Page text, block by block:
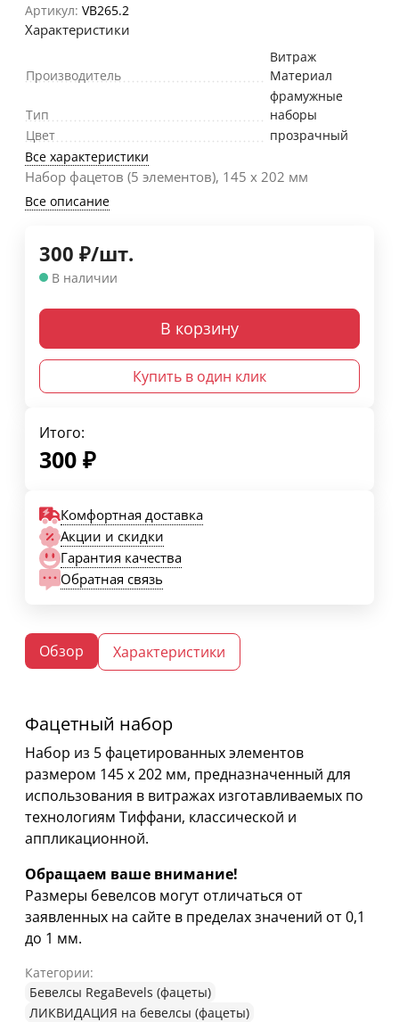
Артикул: VB265.2
Характеристики
Производитель
Витраж
Материал
Тип
фрамужные
наборы
Цвет
прозрачный
Все характеристики
Набор фацетов (5 элементов), 145 х 202 мм
Все описание
300 ₽/шт.
В наличии
В корзину
Купить в один клик
Итого:
300 ₽
Комфортная доставка
Акции и скидки
Гарантия качества
Обратная связь
Обзор Характеристики
Фацетный набор
Набор из 5 фацетированных элементов
размером 145 х 202 мм, предназначенный для
использования в витражах изготавливаемых по
технологиям Тиффани, классической и
аппликационной.
Обращаем ваше внимание!
Размеры бевелсов могут отличаться от
заявленных на сайте в пределах значений от 0,1
до 1 мм.
Категории:
Бевелсы RegaBevels (фацеты)
ЛИКВИДАЦИЯ на бевелсы (фацеты)